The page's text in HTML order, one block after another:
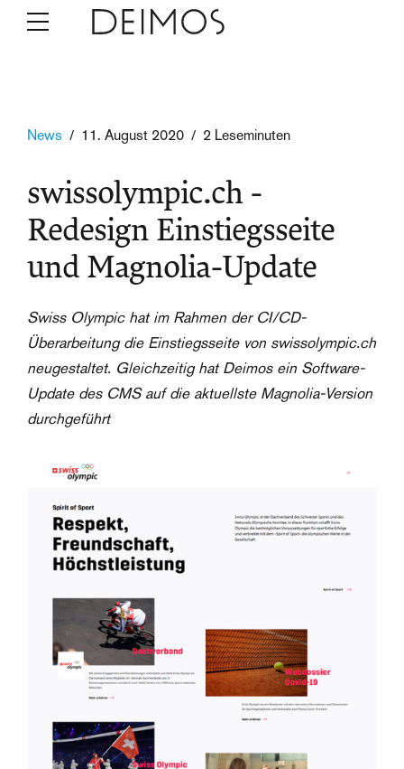
News 11. August 2020 2 Leseminuten
swissolympic.ch -
Redesign Einstiegsseite
und Magnolia-Update
Swiss Olympic hat im Rahmen der CI/CD-
Überarbeitung die Einstiegsseite von swissolympic.ch
neugestaltet. Gleichzeitig hat Deimos ein Software-
Update des CMS auf die aktuellste Magnolia-Version
durchgeführt